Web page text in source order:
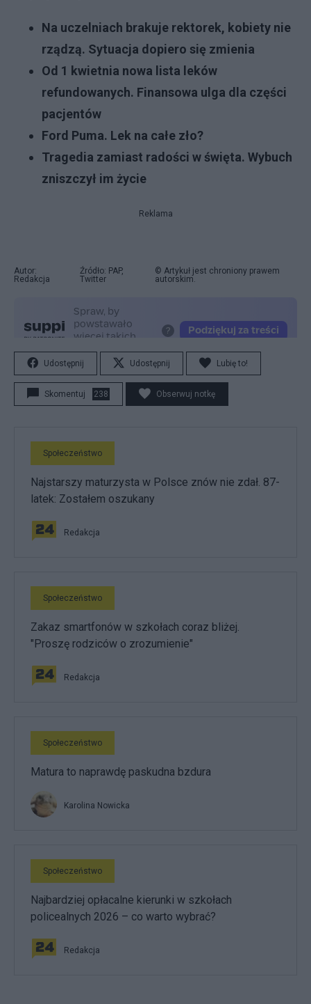
Na uczelniach brakuje rektorek, kobiety nie
rządzą. Sytuacja dopiero się zmienia
Od 1 kwietnia nowa lista leków
refundowanych. Finansowa ulga dla części
pacjentów
Ford Puma. Lek na całe zło?
Tragedia zamiast radości w święta. Wybuch
zniszczył im życie
Reklama
Autor:
Redakcja
Źródło: PAP,
Twitter
© Artykuł jest chroniony prawem
autorskim.
Udostępnij Udostępnij Lubię to!
Skomentuj 238 Obserwuj notkę
Społeczeństwo
Najstarszy maturzysta w Polsce znów nie zdał. 87-
latek: Zostałem oszukany
Redakcja
Społeczeństwo
Zakaz smartfonów w szkołach coraz bliżej.
"Proszę rodziców o zrozumienie"
Redakcja
Społeczeństwo
Matura to naprawdę paskudna bzdura
Karolina Nowicka
Społeczeństwo
Najbardziej opłacalne kierunki w szkołach
policealnych 2026 – co warto wybrać?
Redakcja